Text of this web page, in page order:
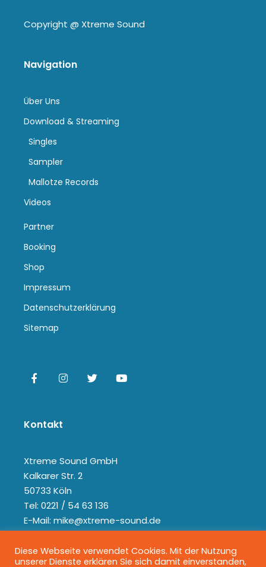
Copyright @ Xtreme Sound
Navigation
Über Uns
Download & Streaming
Singles
Sampler
Mallotze Records
Videos
Partner
Booking
Shop
Impressum
Datenschutzerklärung
Sitemap
Kontakt
Xtreme Sound GmbH
Kalkarer Str. 2
50733 Köln
Tel: 0221 / 54 63 136
E-Mail: mike@xtreme-sound.de
Diese Webseite verwendet Cookies. Mit der Nutzung
unserer Dienste erklären Sie sich damit einverstanden,